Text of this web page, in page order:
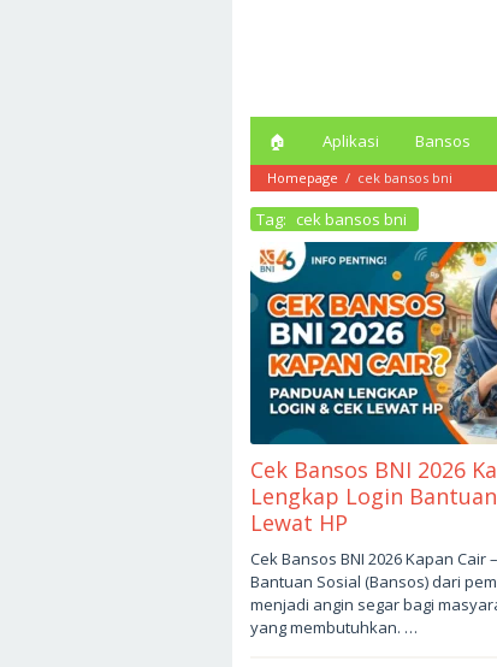
🏠︎ Aplikasi Bansos
Homepage / cek bansos bni
Tag: cek bansos bni
Cek Bansos BNI 2026
Lengkap Login
Lewat HP
Mei
24,
oleh
sukantengah
Cek Bansos BNI 2026 Kapan Cair
Bantuan Sosial (Bansos) dari
menjadi angin segar bagi
yang membutuhkan. …